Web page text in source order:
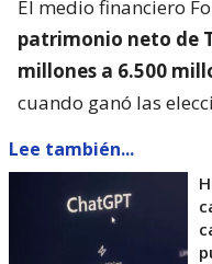
El medio financiero
patrimonio neto de
millones a 6.500
cuando ganó las
Lee también...